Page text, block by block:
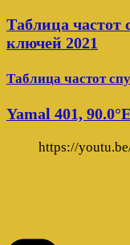
Таблица частот
ключей 2021
Таблица частот
Yamal 401,
https://